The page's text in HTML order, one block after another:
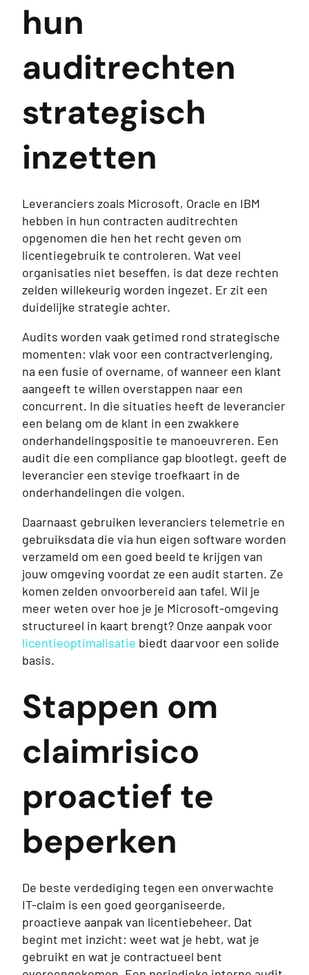
hun
auditrechten
strategisch
inzetten
Leveranciers zoals Microsoft, Oracle en IBM
hebben in hun contracten auditrechten
opgenomen die hen het recht geven om
licentiegebruik te controleren. Wat veel
organisaties niet beseffen, is dat deze rechten
zelden willekeurig worden ingezet. Er zit een
duidelijke strategie achter.
Audits worden vaak getimed rond strategische
momenten: vlak voor een contractverlenging,
na een fusie of overname, of wanneer een klant
aangeeft te willen overstappen naar een
concurrent. In die situaties heeft de leverancier
een belang om de klant in een zwakkere
onderhandelingspositie te manoeuvreren. Een
audit die een compliance gap blootlegt, geeft de
leverancier een stevige troefkaart in de
onderhandelingen die volgen.
Daarnaast gebruiken leveranciers telemetrie en
gebruiksdata die via hun eigen software worden
verzameld om een goed beeld te krijgen van
jouw omgeving voordat ze een audit starten. Ze
komen zelden onvoorbereid aan tafel. Wil je
meer weten over hoe je je Microsoft-omgeving
structureel in kaart brengt? Onze aanpak voor
licentieoptimalisatie biedt daarvoor een solide
basis.
Stappen om
claimrisico
proactief te
beperken
De beste verdediging tegen een onverwachte
IT-claim is een goed georganiseerde,
proactieve aanpak van licentiebeheer. Dat
begint met inzicht: weet wat je hebt, wat je
gebruikt en wat je contractueel bent